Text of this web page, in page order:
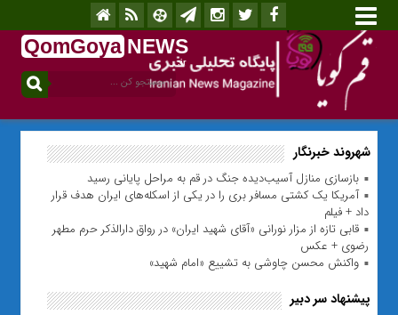
QomGoya NEWS
.ir
شهروند خبرنگار
بازسازی منازل آسیب‌دیده جنگ در قم به مراحل پایانی رسید
آمریکا یک کشتی مسافر بری را در یکی از اسکله‌های ایران هدف قرار
داد + فیلم
قابی تازه از مزار نورانی «آقای شهید ایران» در رواق دارالذکر حرم مطهر
رضوی + عکس
واکنش محسن چاوشی به تشییع «امام شهید»
پیشنهاد سر دبیر